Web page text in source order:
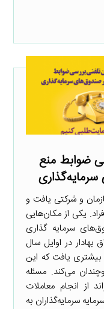
ضوابط منع
و شرکتی یافت و
یکی از مکان‌هایی
سرمایه گذاری
بهادار در اوایل سال
یافت که این
می‌کند. مسئله
از انجام معاملات
سرمایه‌گذاران به